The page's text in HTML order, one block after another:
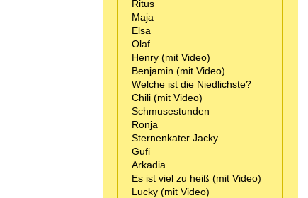
Ritus
Maja
Elsa
Olaf
Henry (mit Video)
Benjamin (mit Video)
Welche ist die Niedlichste?
Chili (mit Video)
Schmusestunden
Ronja
Sternenkater Jacky
Gufi
Arkadia
Es ist viel zu heiß (mit Video)
Lucky (mit Video)